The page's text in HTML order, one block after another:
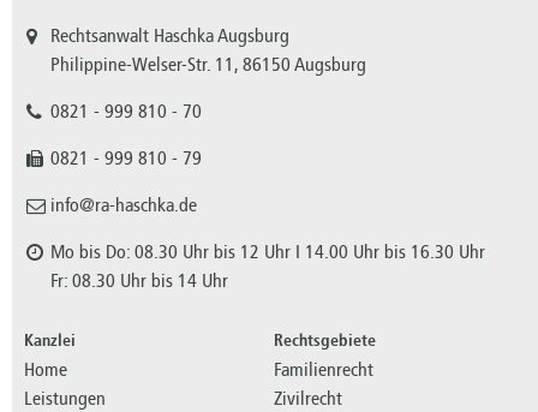
Rechtsanwalt Haschka Augsburg
Philippine-Welser-Str. 11, 86150 Augsburg
0821 - 999 810 - 70
0821 - 999 810 - 79
info@ra-haschka.de
Mo bis Do: 08.30 Uhr bis 12 Uhr I 14.00 Uhr bis 16.30 Uhr
Fr: 08.30 Uhr bis 14 Uhr
Kanzlei
Home
Leistungen
Rechtsgebiete
Familienrecht
Zivilrecht